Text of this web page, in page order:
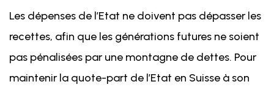
Les dépenses de l’Etat ne doivent pas dépasser les
recettes, afin que les générations futures ne soient
pas pénalisées par une montagne de dettes. Pour
maintenir la quote-part de l’Etat en Suisse à son